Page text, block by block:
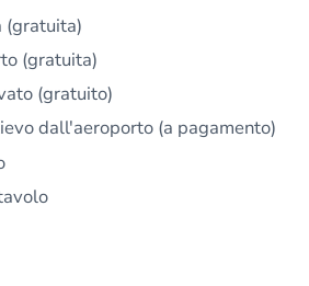
(gratuita)
(gratuita)
(gratuito)
dall'aeroporto (a pagamento)